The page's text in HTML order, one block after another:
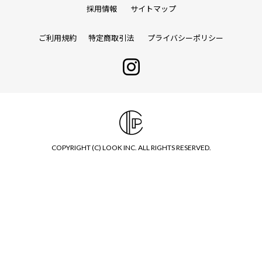
採用情報 サイトマップ
ご利用規約 特定商取引法 プライバシーポリシー
COPYRIGHT (C) LOOK INC. ALL RIGHTS RESERVED.